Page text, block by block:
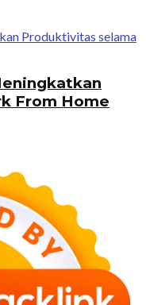
From Home